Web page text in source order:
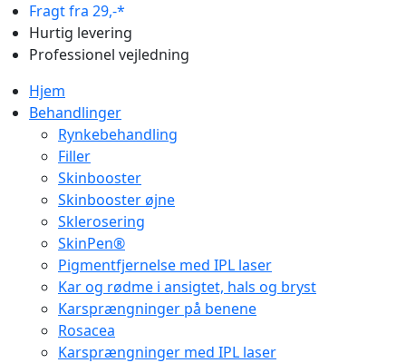
Fragt fra 29,-*
Hurtig levering
Professionel vejledning
Hjem
Behandlinger
Rynkebehandling
Filler
Skinbooster
Skinbooster øjne
Sklerosering
SkinPen®
Pigmentfjernelse med IPL laser
Kar og rødme i ansigtet, hals og bryst
Karsprængninger på benene
Rosacea
Karsprængninger med IPL laser